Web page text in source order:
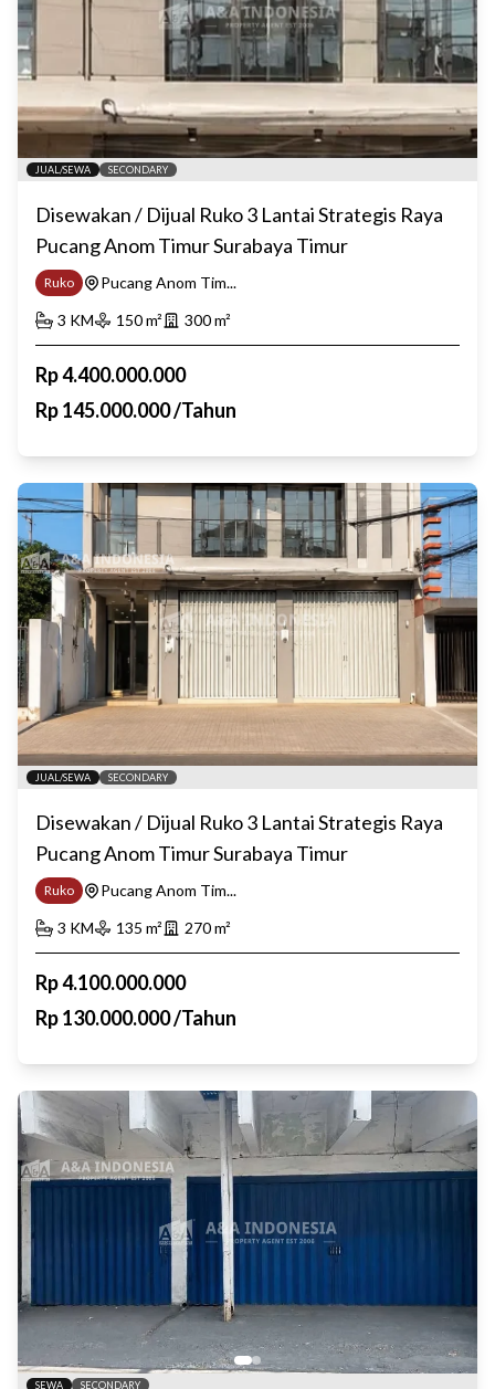
JUAL/SEWA SECONDARY
Disewakan / Dijual Ruko 3 Lantai Strategis Raya
Pucang Anom Timur Surabaya Timur
Ruko
Pucang Anom Tim...
3 KM 150m² 300m²
Rp4.400.000.000
Rp145.000.000/Tahun
JUAL/SEWA SECONDARY
Disewakan / Dijual Ruko 3 Lantai Strategis Raya
Pucang Anom Timur Surabaya Timur
Ruko
Pucang Anom Tim...
3 KM 135 m² 270m²
Rp4.100.000.000
Rp130.000.000/Tahun
SEWA SECONDARY